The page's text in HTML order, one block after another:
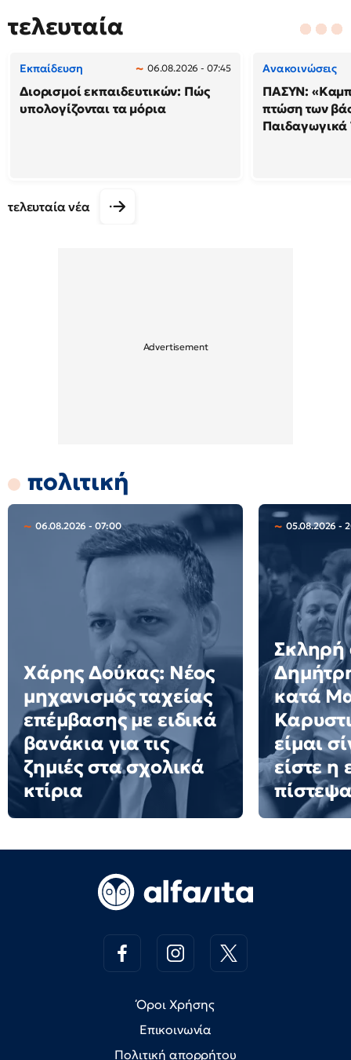
τελευταία
Εκπαίδευση 06.08.2026 - 07:45
Διορισμοί εκπαιδευτικών: Πώς
υπολογίζονται τα μόρια
Ανακοινώσεις
ΠΑΣΥΝ:
πτώση των
Παιδαγωγικά
τελευταία νέα
πολιτική
06.08.2026 - 07:00
Χάρης Δούκας: Νέος
μηχανισμός ταχείας
επέμβασης με ειδικά
βανάκια για τις
ζημιές στα σχολικά
κτίρια
05.08.2026 -
Σκληρή
κατά
είμαι
είστε η
Όροι Χρήσης
Επικοινωνία
Πολιτική απορρήτου